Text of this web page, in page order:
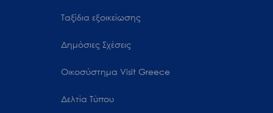
Ταξίδια εξοικείωσης
Δημόσιες Σχέσεις
Oικοσύστημα Visit Greece
Δελτία Τύπου